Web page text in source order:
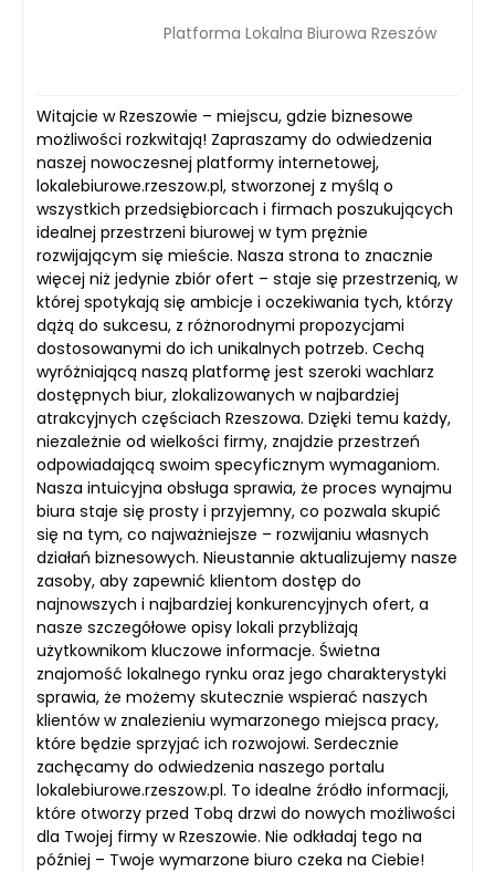
Platforma Lokalna Biurowa Rzeszów
Witajcie w Rzeszowie – miejscu, gdzie biznesowe
możliwości rozkwitają! Zapraszamy do odwiedzenia
naszej nowoczesnej platformy internetowej,
lokalebiurowe.rzeszow.pl, stworzonej z myślą o
wszystkich przedsiębiorcach i firmach poszukujących
idealnej przestrzeni biurowej w tym prężnie
rozwijającym się mieście. Nasza strona to znacznie
więcej niż jedynie zbiór ofert – staje się przestrzenią, w
której spotykają się ambicje i oczekiwania tych, którzy
dążą do sukcesu, z różnorodnymi propozycjami
dostosowanymi do ich unikalnych potrzeb. Cechą
wyróżniającą naszą platformę jest szeroki wachlarz
dostępnych biur, zlokalizowanych w najbardziej
atrakcyjnych częściach Rzeszowa. Dzięki temu każdy,
niezależnie od wielkości firmy, znajdzie przestrzeń
odpowiadającą swoim specyficznym wymaganiom.
Nasza intuicyjna obsługa sprawia, że proces wynajmu
biura staje się prosty i przyjemny, co pozwala skupić
się na tym, co najważniejsze – rozwijaniu własnych
działań biznesowych. Nieustannie aktualizujemy nasze
zasoby, aby zapewnić klientom dostęp do
najnowszych i najbardziej konkurencyjnych ofert, a
nasze szczegółowe opisy lokali przybliżają
użytkownikom kluczowe informacje. Świetna
znajomość lokalnego rynku oraz jego charakterystyki
sprawia, że możemy skutecznie wspierać naszych
klientów w znalezieniu wymarzonego miejsca pracy,
które będzie sprzyjać ich rozwojowi. Serdecznie
zachęcamy do odwiedzenia naszego portalu
lokalebiurowe.rzeszow.pl. To idealne źródło informacji,
które otworzy przed Tobą drzwi do nowych możliwości
dla Twojej firmy w Rzeszowie. Nie odkładaj tego na
później – Twoje wymarzone biuro czeka na Ciebie!